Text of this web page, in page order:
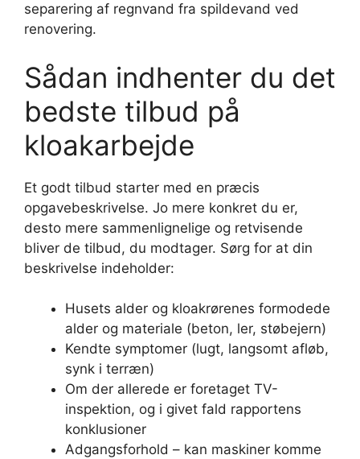
separering af regnvand fra spildevand ved
renovering.
Sådan indhenter du det
bedste tilbud på
kloakarbejde
Et godt tilbud starter med en præcis
opgavebeskrivelse. Jo mere konkret du er,
desto mere sammenlignelige og retvisende
bliver de tilbud, du modtager. Sørg for at din
beskrivelse indeholder:
Husets alder og kloakrørenes formodede
alder og materiale (beton, ler, støbejern)
Kendte symptomer (lugt, langsomt afløb,
synk i terræn)
Om der allerede er foretaget TV-
inspektion, og i givet fald rapportens
konklusioner
Adgangsforhold – kan maskiner komme